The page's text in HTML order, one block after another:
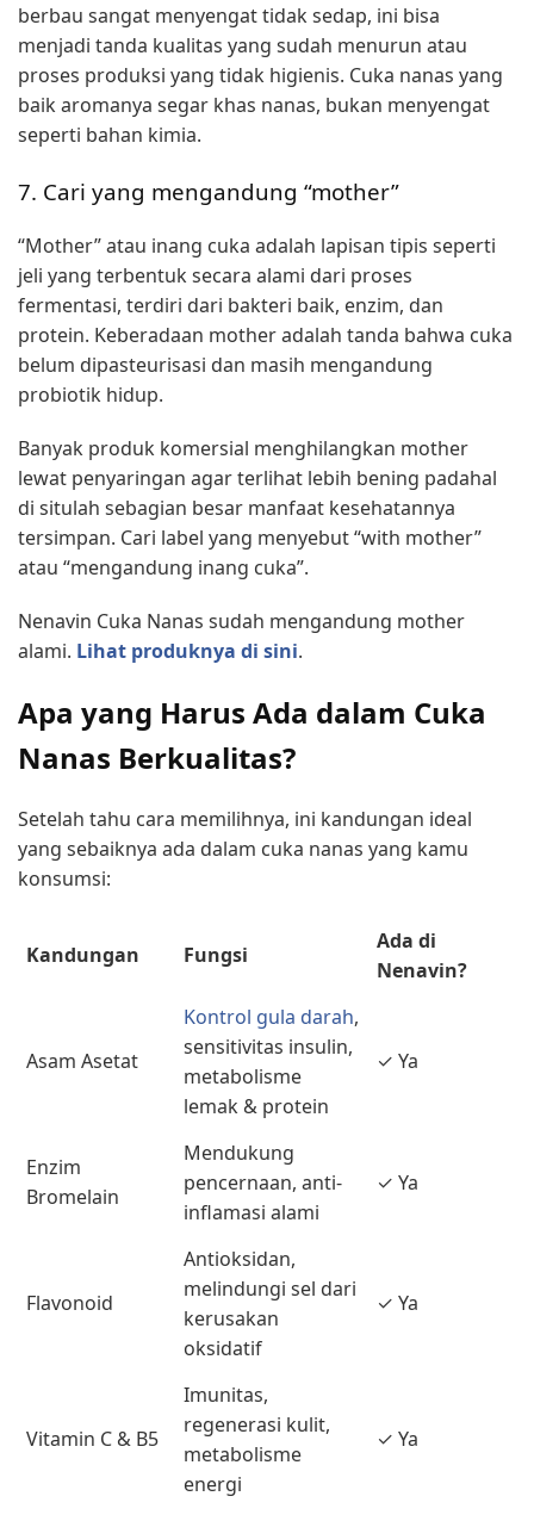
berbau sangat menyengat tidak sedap, ini bisa
menjadi tanda kualitas yang sudah menurun atau
proses produksi yang tidak higienis. Cuka nanas yang
baik aromanya segar khas nanas, bukan menyengat
seperti bahan kimia.
7. Cari yang mengandung “mother”
“Mother” atau inang cuka adalah lapisan tipis seperti
jeli yang terbentuk secara alami dari proses
fermentasi, terdiri dari bakteri baik, enzim, dan
protein. Keberadaan mother adalah tanda bahwa cuka
belum dipasteurisasi dan masih mengandung
probiotik hidup.
Banyak produk komersial menghilangkan mother
lewat penyaringan agar terlihat lebih bening padahal
di situlah sebagian besar manfaat kesehatannya
tersimpan. Cari label yang menyebut “with mother”
atau “mengandung inang cuka”.
Nenavin Cuka Nanas sudah mengandung mother
alami. Lihat produknya di sini.
Apa yang Harus Ada dalam Cuka
Nanas Berkualitas?
Setelah tahu cara memilihnya, ini kandungan ideal
yang sebaiknya ada dalam cuka nanas yang kamu
konsumsi:
Kandungan Fungsi
Ada di
Nenavin?
Asam Asetat
Kontrol gula darah,
sensitivitas insulin,
metabolisme
lemak & protein
✓ Ya
Enzim
Bromelain
Mendukung
pencernaan, anti-
inflamasi alami
✓ Ya
Flavonoid
Antioksidan,
melindungi sel dari
kerusakan
oksidatif
✓ Ya
Vitamin C & B5
Imunitas,
regenerasi kulit,
metabolisme
energi
✓ Ya